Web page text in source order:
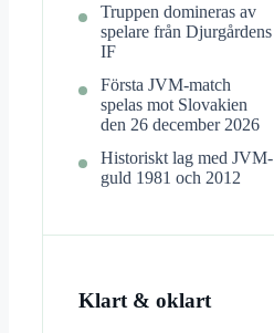
Truppen domineras av
spelare från Djurgårdens
IF
Första JVM-match
spelas mot Slovakien
den 26 december 2026
Historiskt lag med JVM-
guld 1981 och 2012
Klart & oklart